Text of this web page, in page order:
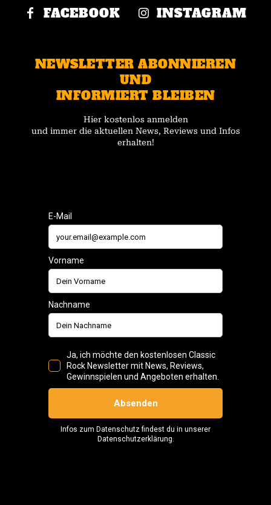
FACEBOOK INSTAGRAM
NEWSLETTER ABONNIEREN
UND
INFORMIERT BLEIBEN
Hier kostenlos anmelden
und immer die aktuellen News, Reviews und Infos
erhalten!